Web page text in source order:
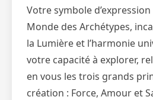
Votre symbole
Monde des Archétypes,
la Lumière et l’harmonie
votre capacité à explorer,
en vous les trois grands
création : Force, Amour et